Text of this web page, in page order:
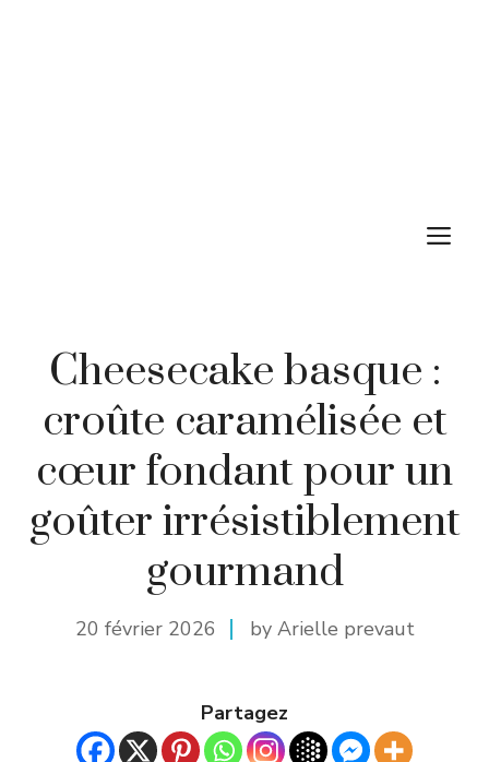
Cheesecake basque :
croûte caramélisée et
cœur fondant pour un
goûter irrésistiblement
gourmand
20 février 2026 by Arielle prevaut
Partagez